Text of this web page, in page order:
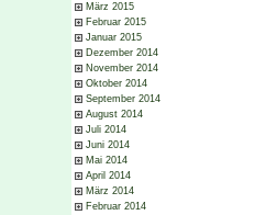
März 2015
Februar 2015
Januar 2015
Dezember 2014
November 2014
Oktober 2014
September 2014
August 2014
Juli 2014
Juni 2014
Mai 2014
April 2014
März 2014
Februar 2014